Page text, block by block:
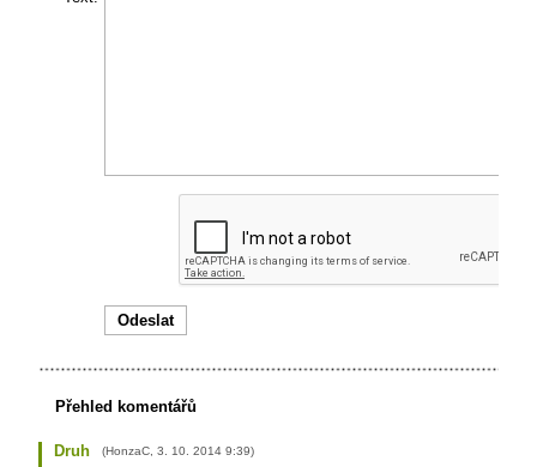
Přehled komentářů
Druh (HonzaC 3. 10. 2014 9:39)